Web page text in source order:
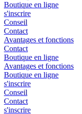
Boutique en ligne
s'inscrire
Conseil
Contact
Avantages et fonctions
Contact
Boutique en ligne
Avantages et fonctions
Boutique en ligne
s'inscrire
Conseil
Contact
s'inscrire